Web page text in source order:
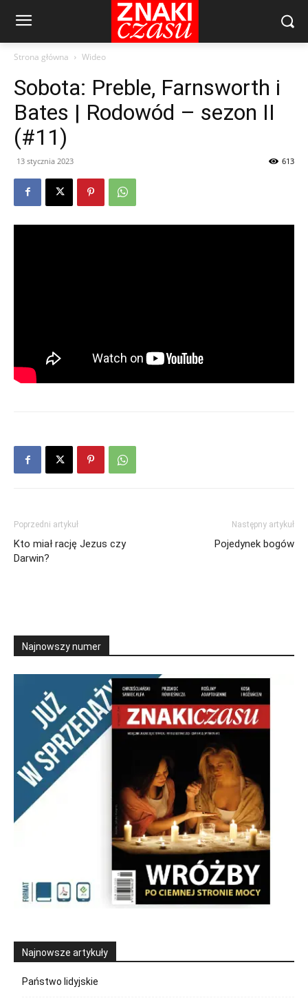
Strona główna Wideo
Sobota: Preble, Farnsworth i
Bates | Rodowód – sezon II
(#11)
13 stycznia 2023 613
Poprzedni artykuł
Kto miał rację Jezus czy
Darwin?
Następny artykuł
Pojedynek bogów
Najnowszy numer
Najnowsze artykuły
Państwo lidyjskie